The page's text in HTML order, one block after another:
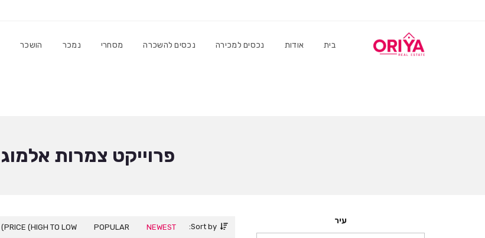
בית אודות נכסים למכירה נכסים להשכרה מסחרי נמכר הושכר
פרוייקט צמרות אלמוג
עיר
NEWEST
POPULAR
PRICE (HIGH TO LOW)